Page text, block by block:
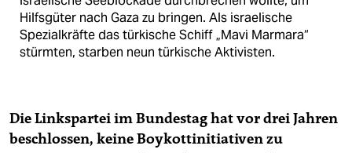
Hilfsgüter nach Gaza zu bringen. Als israelische
Spezialkräfte das türkische Schiff „Mavi Marmara“
stürmten, starben neun türkische Aktivisten.
Die Linkspartei im Bundestag hat vor drei Jahren
beschlossen, keine Boykottinitiativen zu